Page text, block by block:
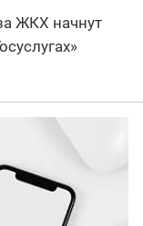
ЖКХ начнут